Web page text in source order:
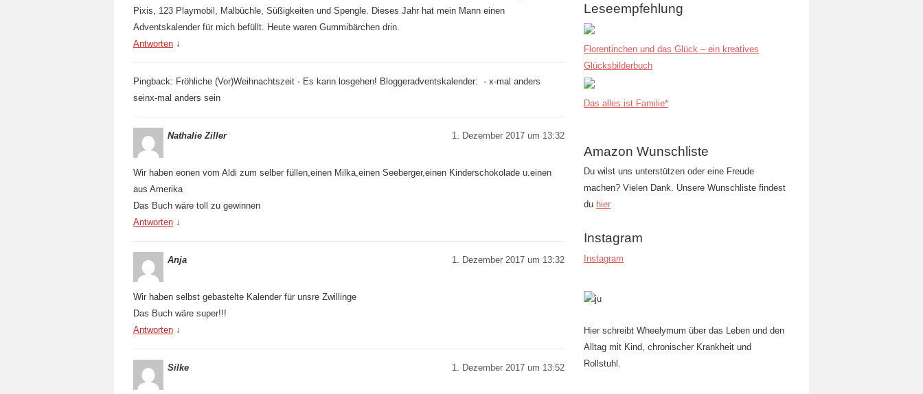
Pixis, 123 Playmobil, Malbüchle, Süßigkeiten und Spengle. Dieses Jahr hat mein Mann einen
Adventskalender für mich befüllt. Heute waren Gummibärchen drin.
Antworten ↓
Pingback: Fröhliche (Vor)Weihnachtszeit - Es kann losgehen! Bloggeradventskalender: - x-mal anders
seinx-mal anders sein
Nathalie Ziller 1. Dezember 2017 um 13:32
Wir haben eonen vom Aldi zum selber füllen,einen Milka,einen Seeberger,einen Kinderschokolade u.einen
aus Amerika
Das Buch wäre toll zu gewinnen
Antworten ↓
Anja 1. Dezember 2017 um 13:32
Wir haben selbst gebastelte Kalender für unsre Zwillinge
Das Buch wäre super!!!
Antworten ↓
Silke 1. Dezember 2017 um 13:52
Leseempfehlung
Florentinchen und das Glück – ein kreatives
Glücksbilderbuch
Das alles ist Familie*
Amazon Wunschliste
Du wilst uns unterstützen oder eine Freude
machen? Vielen Dank. Unsere Wunschliste findest
du hier
Instagram
Instagram
Hier schreibt Wheelymum über das Leben und den
Alltag mit Kind, chronischer Krankheit und
Rollstuhl.